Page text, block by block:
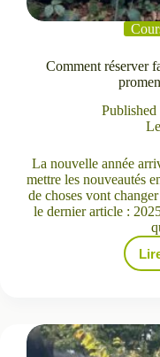
Comment réserver
Le
La nouvelle année
mettre les nouveautés
de choses vont
le dernier article :